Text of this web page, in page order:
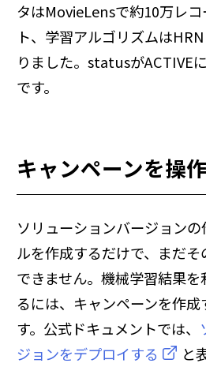
タはMovieLensで約10万レ
ト、学習アルゴリズムは
りました。statusがACTIVE
です。
キャンペーンを操
ソリューションバージョン
ルを作成するだけで、まだ
できません。機械学習結果
るには、キャンペーンを作
す。公式ドキュメントでは、
ジョンをデプロイする
と